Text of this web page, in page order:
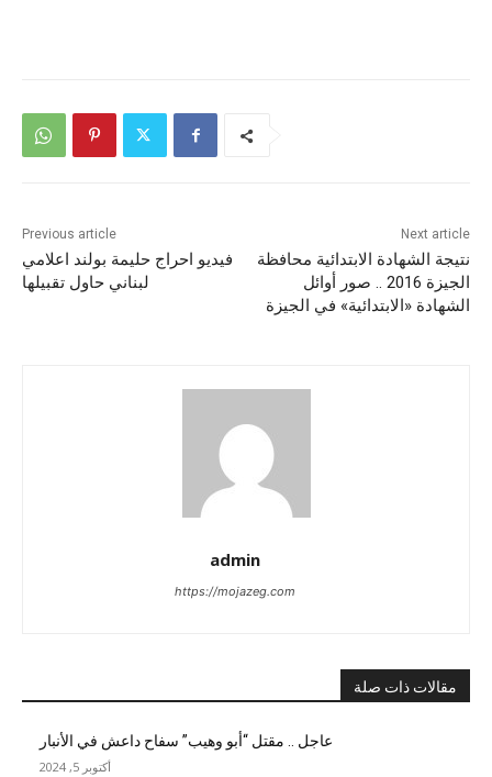
Previous article
فيديو احراج حليمة بولند اعلامي
لبناني حاول تقبيلها
Next article
نتيجة الشهادة الابتدائية محافظة
الجيزة 2016 .. صور أوائل
الشهادة «الابتدائية» في الجيزة
admin
https://mojazeg.com
مقالات ذات صلة
عاجل .. مقتل “أبو وهيب” سفاح داعش في الأنبار
أكتوبر 5, 2024